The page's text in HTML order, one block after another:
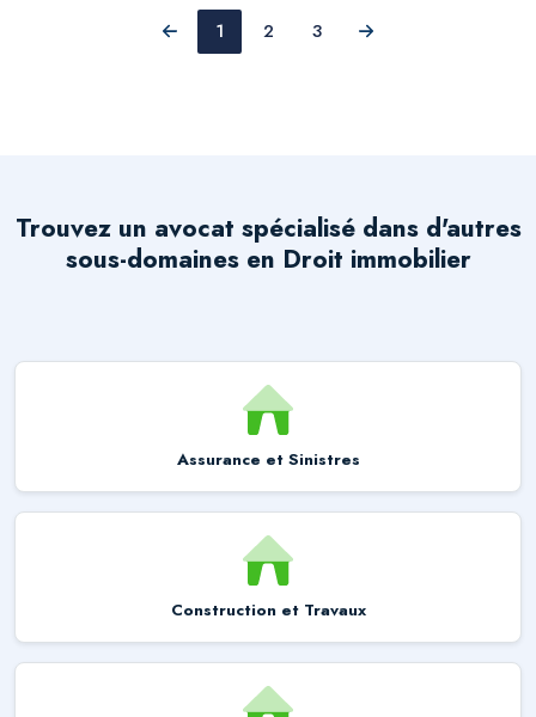
Précédent
1 2 3 Suivant
Trouvez un avocat spécialisé dans d'autres
sous-domaines en Droit immobilier
Assurance et Sinistres
Construction et Travaux